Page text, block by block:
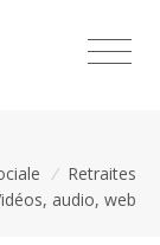
/ Retraites
audio, web